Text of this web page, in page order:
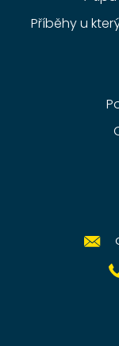
Příběhy u